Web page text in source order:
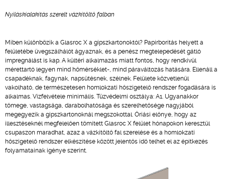
Nyíláskialakítás szerelt vázkitöltő falban
Miben különbözik a Glasroc X a gipszkartonoktól? Papírborítás helyett a
felületébe üvegszálhálót ágyaznak, és a penész megtelepedését gátló
impregnálást is kap. A kültéri alkalmazás miatt fontos, hogy rendkívül
mérettartó legyen mind hőmérséklet-, mind páraváltozás hatására. Ellenáll a
csapadéknak, fagynak, napsütésnek, szélnek. Felülete közvetlenül
vakolható, de természetesen homlokzati hőszigetelő rendszer fogadására is
alkalmas. Vízfelvétele minimális. Tűzvédelmi osztálya: A1. Ugyanakkor
tömege, vastagsága, darabolhatósága és szerelhetősége nagyjából
megegyezik a gipszkartonoknál megszokottal. Óriási előnye, hogy az
illesztéseknél megfelelően tömített Glasroc X felület hónapokon keresztül
csupaszon maradhat, azaz a vázkitöltő fal szerelése és a homlokzati
hőszigetelő rendszer elkészítése között jelentős idő telhet el az építkezés
folyamatainak igénye szerint.